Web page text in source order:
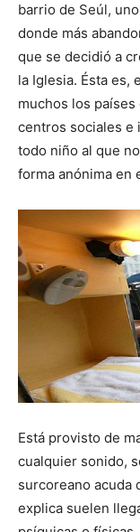
barrio de Seúl,
donde más
que se decidió a
la Iglesia. Ésta es,
muchos los
centros sociales e
todo niño al que
forma anónima en
Está provisto de
cualquier sonido,
surcoreano acuda
explica suelen